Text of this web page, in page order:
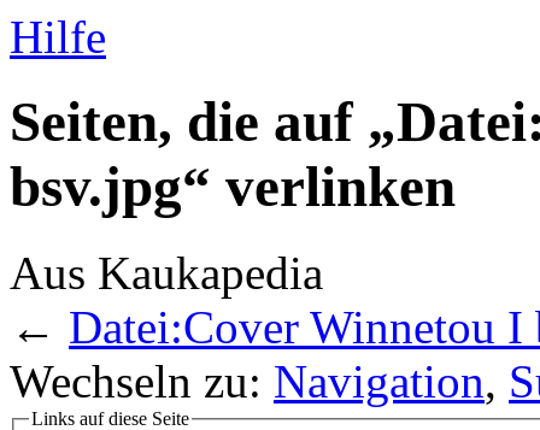
Hilfe
Seiten, die auf
bsv.jpg“ verlinken
Aus Kaukapedia
← Datei:Cover Winnetou I
Wechseln zu: Navigation,
Links auf diese Seite